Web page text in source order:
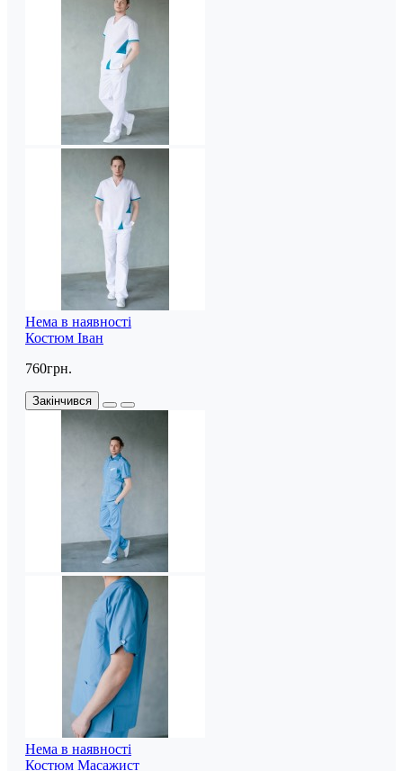
Нема в наявності
Костюм Іван
760грн.
Закінчився
Нема в наявності
Костюм Масажист